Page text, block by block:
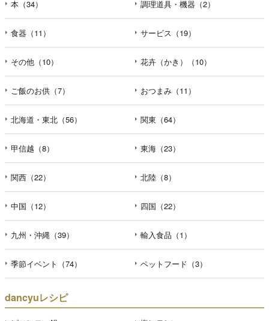
本（34） 調理道具・機器（2）
食器（11） サービス（19）
その他（10） 花卉（かき）（10）
ご飯のお供（7） おつまみ（11）
北海道・東北（56） 関東（64）
甲信越（8） 東海（23）
関西（22） 北陸（8）
中国（12） 四国（22）
九州・沖縄（39） 輸入食品（1）
季節イベント（74） ペットフード（3）
dancyuレシピ